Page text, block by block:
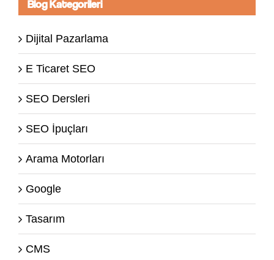
Blog Kategorileri
Dijital Pazarlama
E Ticaret SEO
SEO Dersleri
SEO İpuçları
Arama Motorları
Google
Tasarım
CMS